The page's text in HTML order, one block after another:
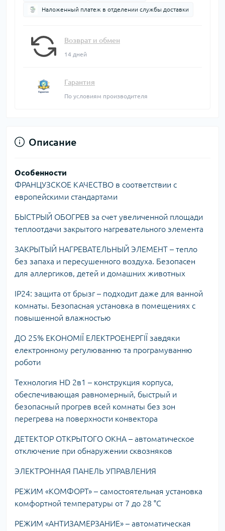
Наложенный платеж в отделении службы доставки
Возврат и обмен
14 дней
Гарантия
По условиям производителя
Описание
Особенности
ФРАНЦУЗСКОЕ КАЧЕСТВО в соответствии с
европейскими стандартами
БЫСТРЫЙ ОБОГРЕВ за счет увеличенной площади
теплоотдачи закрытого нагревательного элемента
ЗАКРЫТЫЙ НАГРЕВАТЕЛЬНЫЙ ЭЛЕМЕНТ – тепло
без запаха и пересушенного воздуха. Безопасен
для аллергиков, детей и домашних животных
IP24: защита от брызг – подходит даже для ванной
комнаты. Безопасная установка в помещениях с
повышенной влажностью
ДО 25% ЕКОНОМІЇ ЕЛЕКТРОЕНЕРГІЇ завдяки
електронному регулюванню та програмуванню
роботи
Технология HD 2в1 – конструкция корпуса,
обеспечивающая равномерный, быстрый и
безопасный прогрев всей комнаты без зон
перегрева на поверхности конвектора
ДЕТЕКТОР ОТКРЫТОГО ОКНА – автоматическое
отключение при обнаружении сквозняков
ЭЛЕКТРОННАЯ ПАНЕЛЬ УПРАВЛЕНИЯ
РЕЖИМ «КОМФОРТ» – самостоятельная установка
комфортной температуры от 7 до 28 °C
РЕЖИМ «АНТИЗАМЕРЗАНИЕ» – автоматическая